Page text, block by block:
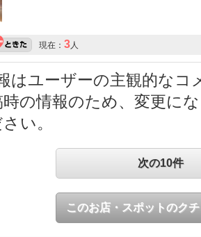
現在： 3人
はユーザーの主観的なコ
の情報のため、変更に
い。
次の10件
このお店・スポットのク